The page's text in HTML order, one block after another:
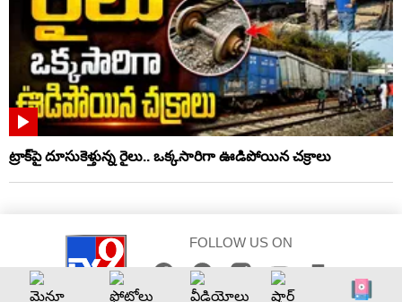
ట్రాక్‌పై దూసుకెళ్తున్న రైలు.. ఒక్కసారిగా ఊడిపోయిన చక్రాలు
FOLLOW US ON